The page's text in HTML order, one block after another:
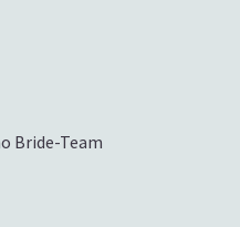
Bride-Team